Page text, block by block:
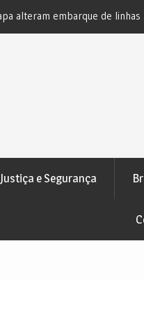
alteram embarque de linhas
Justiça e Segurança